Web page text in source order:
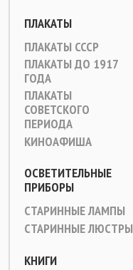
ПЛАКАТЫ
ПЛАКАТЫ СССР
ПЛАКАТЫ ДО 1917
ГОДА
ПЛАКАТЫ
СОВЕТСКОГО
ПЕРИОДА
КИНОАФИША
ОСВЕТИТЕЛЬНЫЕ
ПРИБОРЫ
СТАРИННЫЕ ЛАМПЫ
СТАРИННЫЕ ЛЮСТРЫ
КНИГИ